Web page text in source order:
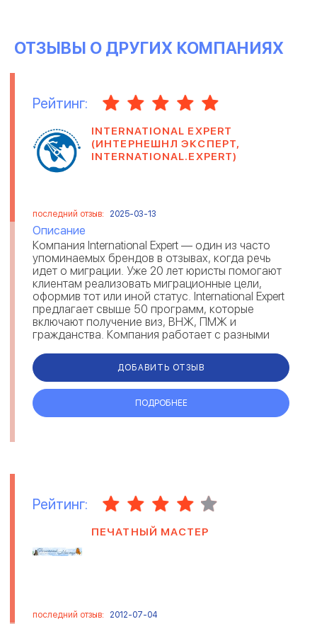
ОТЗЫВЫ О ДРУГИХ КОМПАНИЯХ
Рейтинг:
INTERNATIONAL EXPERT
(ИНТЕРНЕШНЛ ЭКСПЕРТ,
INTERNATIONAL.EXPERT)
последний отзыв: 2025-03-13
Описание
Компания International Expert — один из часто
упоминаемых брендов в отзывах, когда речь
идет о миграции. Уже 20 лет юристы помогают
клиентам реализовать миграционные цели,
оформив тот или иной статус. International Expert
предлагает свыше 50 программ, которые
включают получение виз, ВНЖ, ПМЖ и
гражданства. Компания работает с разными
ДОБАВИТЬ ОТЗЫВ
ПОДРОБНЕЕ
Рейтинг:
ПЕЧАТНЫЙ МАСТЕР
последний отзыв: 2012-07-04